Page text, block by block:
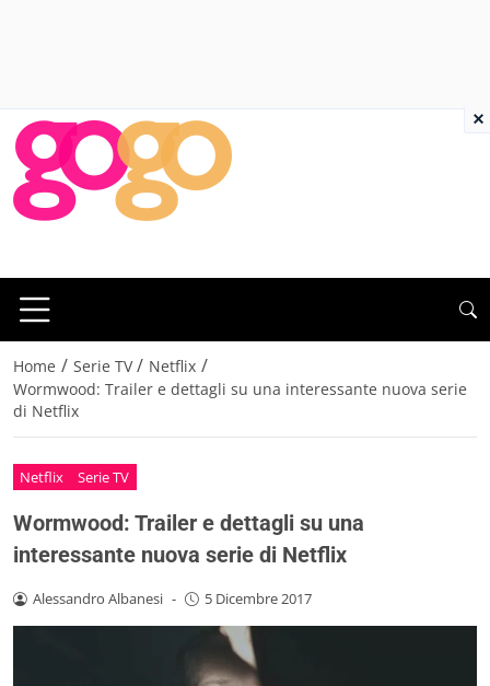
Home / Serie TV / Netflix /
Wormwood: Trailer e dettagli su una interessante nuova serie
di Netflix
Netflix Serie TV
Wormwood: Trailer e dettagli su una
interessante nuova serie di Netflix
Alessandro Albanesi - 5 Dicembre 2017
×